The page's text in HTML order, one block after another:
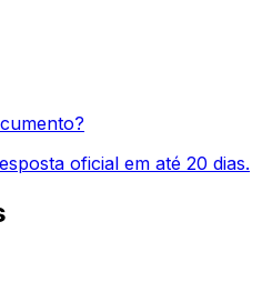
oficial em até 20 dias.